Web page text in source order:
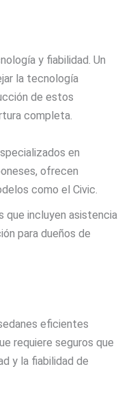
y fiabilidad. Un
la tecnología
de estos
completa.
en
ofrecen
como el Civic.
que incluyen asistencia
para dueños de
eficientes
requiere seguros que
y la fiabilidad de